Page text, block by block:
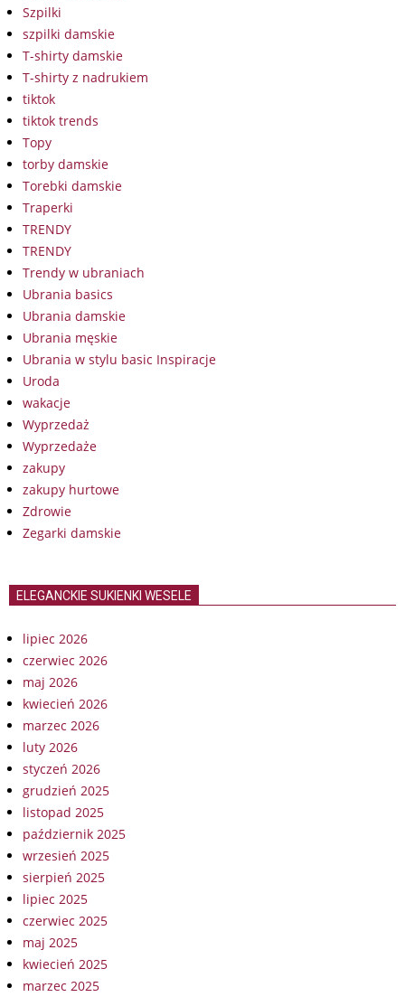
Szpilki
szpilki damskie
T-shirty damskie
T-shirty z nadrukiem
tiktok
tiktok trends
Topy
torby damskie
Torebki damskie
Traperki
TRENDY
TRENDY
Trendy w ubraniach
Ubrania basics
Ubrania damskie
Ubrania męskie
Ubrania w stylu basic Inspiracje
Uroda
wakacje
Wyprzedaż
Wyprzedaże
zakupy
zakupy hurtowe
Zdrowie
Zegarki damskie
ELEGANCKIE SUKIENKI WESELE
lipiec 2026
czerwiec 2026
maj 2026
kwiecień 2026
marzec 2026
luty 2026
styczeń 2026
grudzień 2025
listopad 2025
październik 2025
wrzesień 2025
sierpień 2025
lipiec 2025
czerwiec 2025
maj 2025
kwiecień 2025
marzec 2025